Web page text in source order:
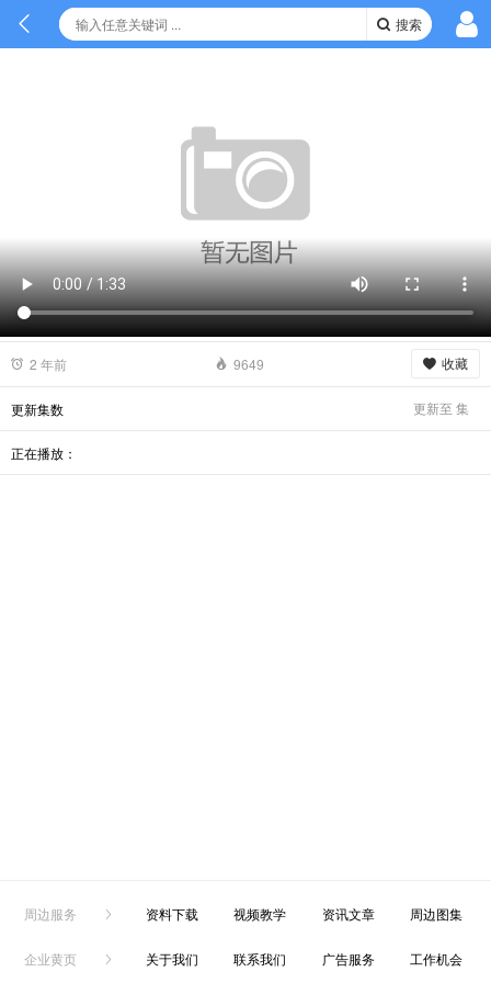
搜索
2 年前 9649 收藏
更新集数 更新至 集
正在播放：
周边服务 资料下载 视频教学 资讯文章 周边图集
企业黄页 关于我们 联系我们 广告服务 工作机会